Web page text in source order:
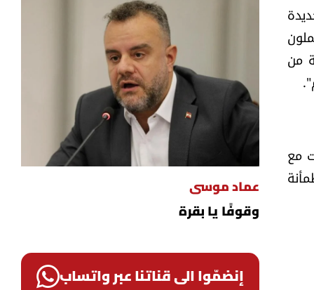
من
مع
عماد موسى
وقوفًا يا بقرة
إنضمّوا الى قناتنا عبر واتساب